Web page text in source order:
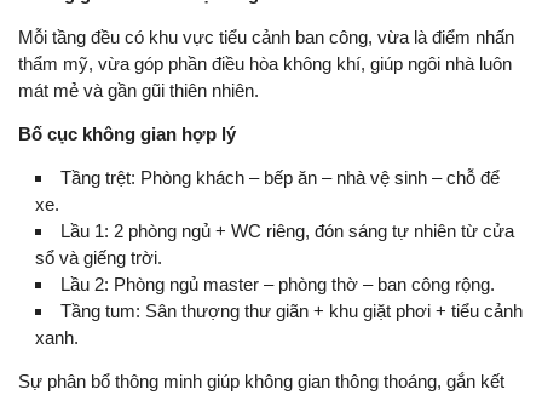
Mỗi tầng đều có khu vực tiểu cảnh ban công, vừa là điểm nhấn
thẩm mỹ, vừa góp phần điều hòa không khí, giúp ngôi nhà luôn
mát mẻ và gần gũi thiên nhiên.
Bố cục không gian hợp lý
Tầng trệt: Phòng khách – bếp ăn – nhà vệ sinh – chỗ để
xe.
Lầu 1: 2 phòng ngủ + WC riêng, đón sáng tự nhiên từ cửa
sổ và giếng trời.
Lầu 2: Phòng ngủ master – phòng thờ – ban công rộng.
Tầng tum: Sân thượng thư giãn + khu giặt phơi + tiểu cảnh
xanh.
Sự phân bổ thông minh giúp không gian thông thoáng, gắn kết